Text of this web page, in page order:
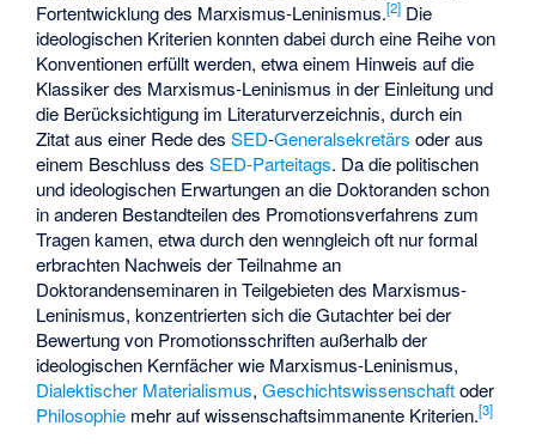
Fortentwicklung des Marxismus-Leninismus.[2] Die
ideologischen Kriterien konnten dabei durch eine Reihe von
Konventionen erfüllt werden, etwa einem Hinweis auf die
Klassiker des Marxismus-Leninismus in der Einleitung und
die Berücksichtigung im Literaturverzeichnis, durch ein
Zitat aus einer Rede desSED-Generalsekretärs oder aus
einem Beschluss desSED-Parteitags. Da die politischen
und ideologischen Erwartungen an die Doktoranden schon
in anderen Bestandteilen des Promotionsverfahrens zum
Tragen kamen, etwa durch den wenngleich oft nur formal
erbrachten Nachweis der Teilnahme an
Doktorandenseminaren in Teilgebieten des Marxismus-
Leninismus, konzentrierten sich die Gutachter bei der
Bewertung von Promotionsschriften außerhalb der
ideologischen Kernfächer wie Marxismus-Leninismus,
Dialektischer Materialismus,Geschichtswissenschaftoder
Philosophie mehr auf wissenschaftsimmanente Kriterien.[3]